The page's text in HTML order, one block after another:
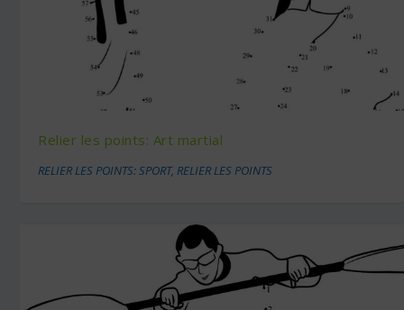
Relier les points: Art martial
RELIER LES POINTS: SPORT,RELIER LES POINTS